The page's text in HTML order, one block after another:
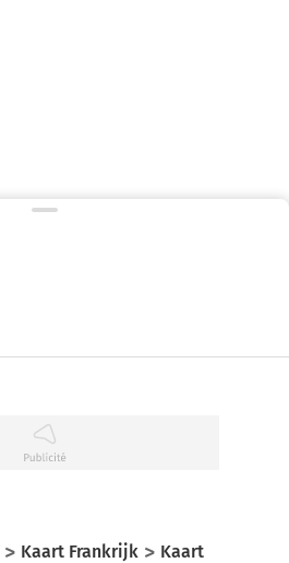
Kaart Frankrijk
Kaart